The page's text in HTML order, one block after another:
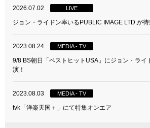
2026.07.02 LIVE
ジョン・ライドン率いるPUBLIC IMAGE LTD.が待
2023.08.24 MEDIA - TV
9/8 BS朝日「ベストヒットUSA」にジョン・ライ
演！
2023.08.03 MEDIA - TV
tvk「洋楽天国＋」にて特集オンエア